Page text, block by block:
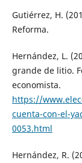
Gutiérrez, H.
Reforma.
Hernández, L.
grande de litio.
economista.
https://
cuenta-con-el-
0053.html
Hernández, R.